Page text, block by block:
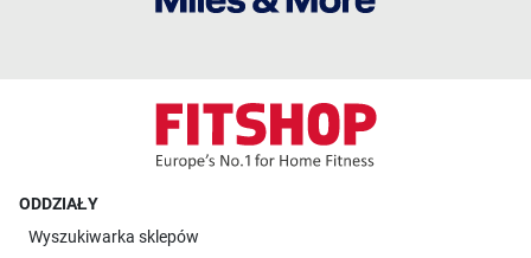
ODDZIAŁY
Wyszukiwarka sklepów